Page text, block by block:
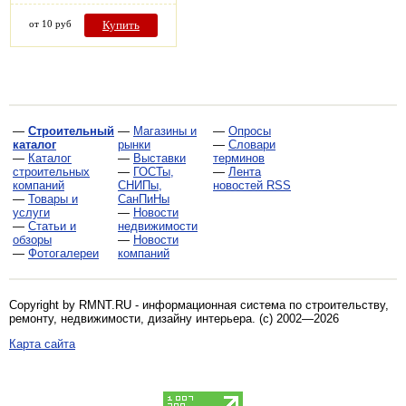
от 10 руб Купить
— Строительный
каталог
— Каталог
строительных
компаний
— Товары и
услуги
— Статьи и
обзоры
— Фотогалереи
— Магазины и
рынки
— Выставки
— ГОСТы,
СНИПы,
СанПиНы
— Новости
недвижимости
— Новости
компаний
— Опросы
— Словари
терминов
— Лента
новостей RSS
Copyright by RMNT.RU - информационная система по строительству,
ремонту, недвижимости, дизайну интерьера . (c) 2002—2026
Карта сайта